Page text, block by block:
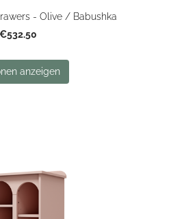
- Olive / Babushka
€532.50
anzeigen